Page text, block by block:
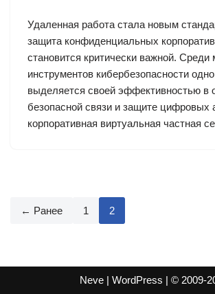
Удаленная работа стала новым
защита конфиденциальных
становится критически важной. Среди
инструментов кибербезопасности
выделяется своей эффективностью в
безопасной связи и защите цифровых
корпоративная виртуальная частная
← Ранее 1 2
Neve | WordPress | © 2009-